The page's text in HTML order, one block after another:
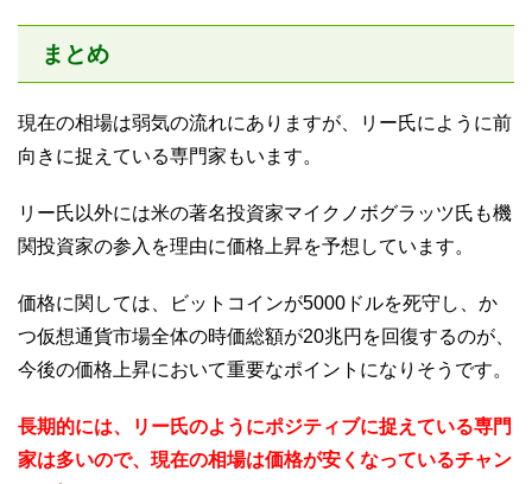
まとめ
現在の相場は弱気の流れにありますが、リー氏にように前
向きに捉えている専門家もいます。
リー氏以外には米の著名投資家マイクノボグラッツ氏も機
関投資家の参入を理由に価格上昇を予想しています。
価格に関しては、ビットコインが5000ドルを死守し、か
つ仮想通貨市場全体の時価総額が20兆円を回復するのが、
今後の価格上昇において重要なポイントになりそうです。
長期的には、リー氏のようにポジティブに捉えている専門
家は多いので、現在の相場は価格が安くなっているチャン